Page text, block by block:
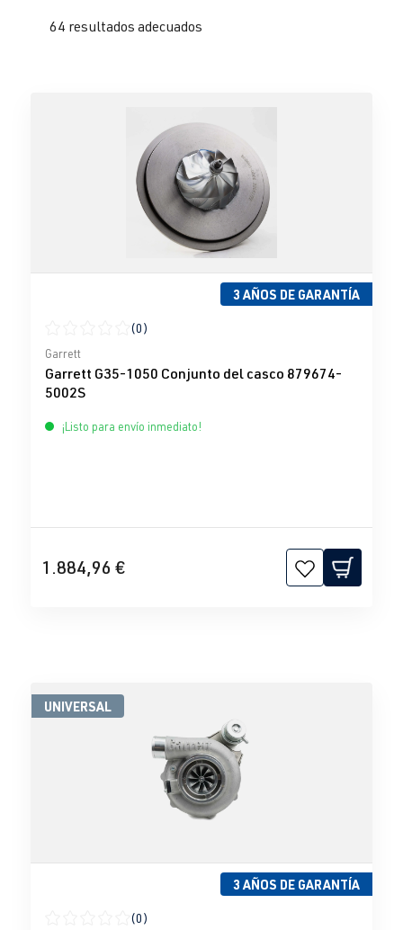
64 resultados adecuados
3 AÑOS DE GARANTÍA
Calificación promedio de 0 de 5 estrellas
(0)
Garrett
Garrett G35-1050 Conjunto del casco 879674-
5002S
¡Listo para envío inmediato!
1.884,96 €
UNIVERSAL
3 AÑOS DE GARANTÍA
(0)